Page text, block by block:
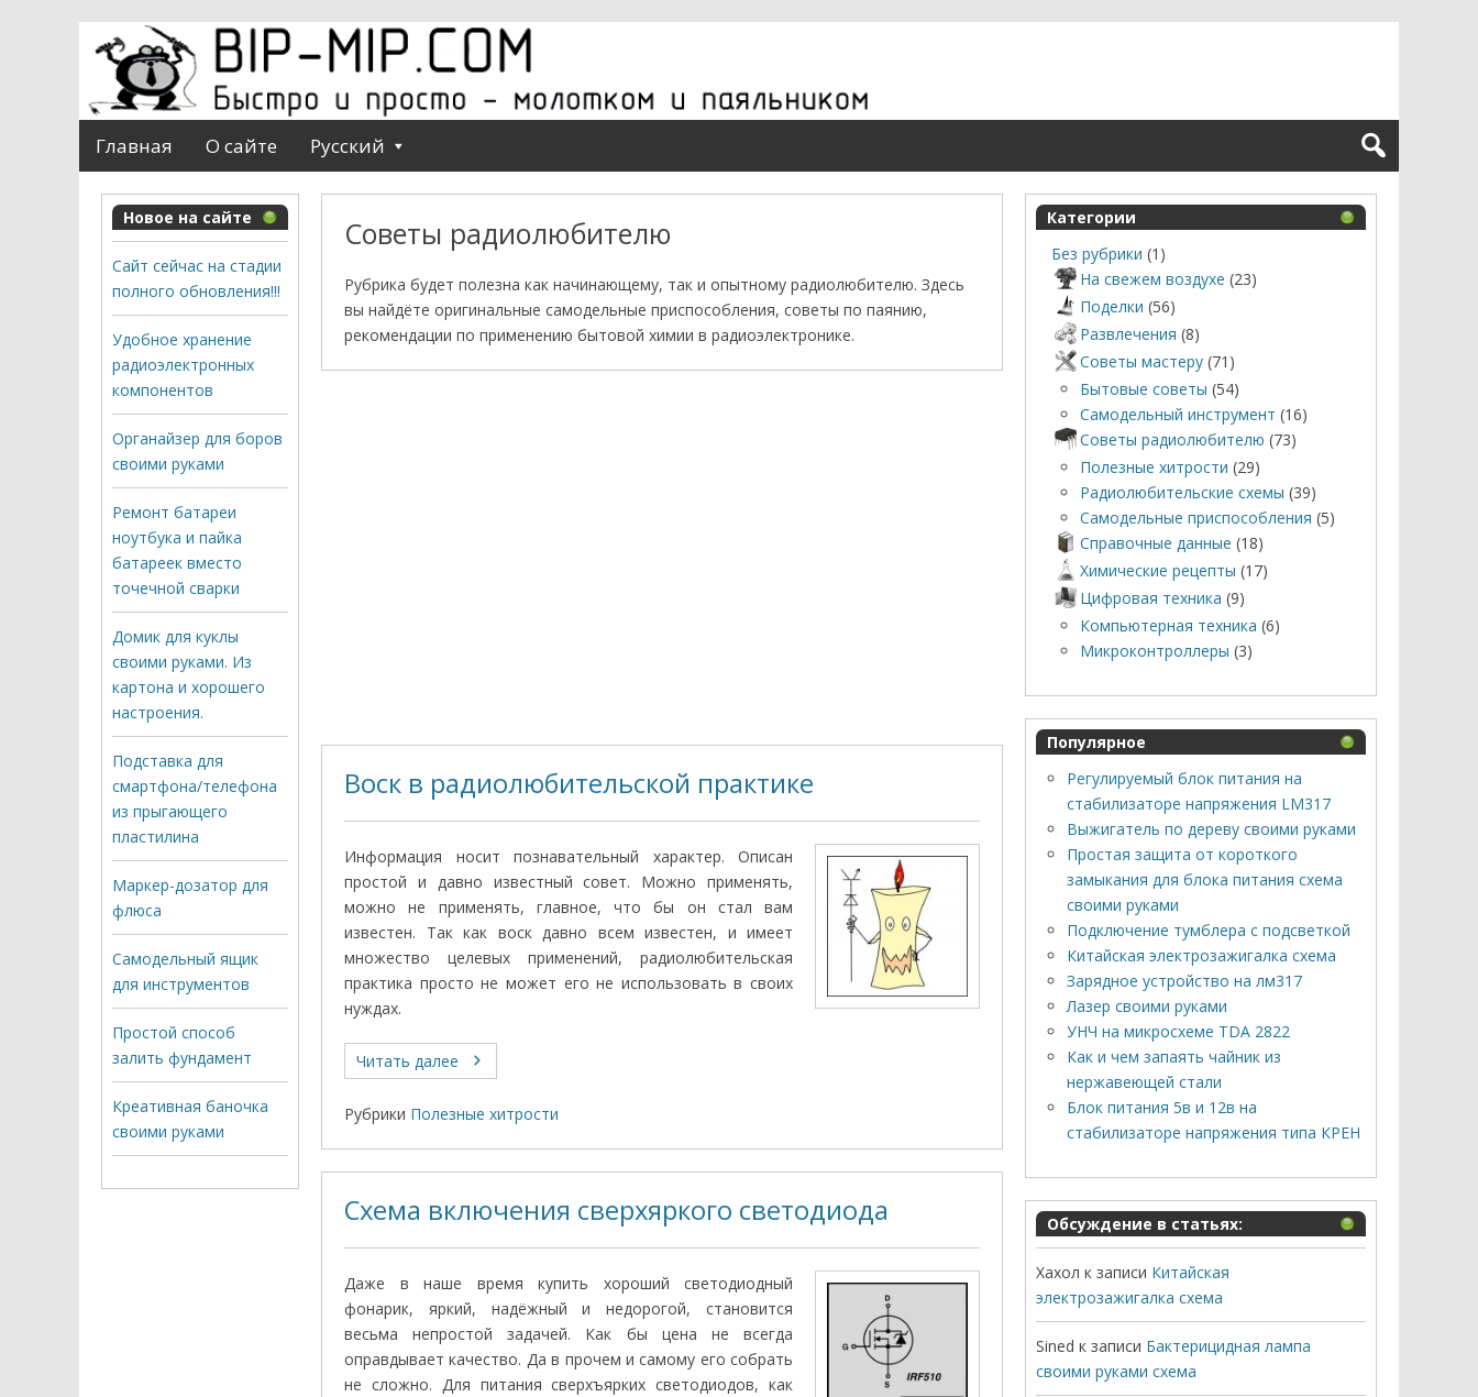
Главная О сайте Русский
Советы радиолюбителю
Рубрика будет полезна как начинающему, так и опытному радиолюбителю. Здесь
вы найдёте оригинальные самодельные приспособления, советы по паянию,
рекомендации по применению бытовой химии в радиоэлектронике.
Воск в радиолюбительской практике
Информация носит познавательный характер. Описан
простой и давно известный совет. Можно применять,
можно не применять, главное, что бы он стал вам
известен. Так как воск давно всем известен, и имеет
множество целевых применений, радиолюбительская
практика просто не может его не использовать в своих
нуждах.
Читать далее
Рубрики Полезные хитрости
Схема включения сверхяркого светодиода
Даже в наше время купить хороший светодиодный
фонарик, яркий, надёжный и недорогой, становится
весьма непростой задачей. Как бы цена не всегда
оправдывает качество. Да в прочем и самому его собрать
не сложно. Для питания сверхъярких светодиодов, как
Категории
Без рубрики (1)
На свежем воздухе (23)
Поделки (56)
Развлечения (8)
Советы мастеру (71)
Бытовые советы (54)
Самодельный инструмент (16)
Советы радиолюбителю (73)
Полезные хитрости (29)
Радиолюбительские схемы (39)
Самодельные приспособления (5)
Справочные данные (18)
Химические рецепты (17)
Цифровая техника (9)
Компьютерная техника (6)
Микроконтроллеры (3)
Популярное
Регулируемый блок питания на
стабилизаторе напряжения LM317
Выжигатель по дереву своими руками
Простая защита от короткого
замыкания для блока питания схема
своими руками
Подключение тумблера с подсветкой
Китайская электрозажигалка схема
Зарядное устройство на лм317
Лазер своими руками
УНЧ на микросхеме TDA 2822
Как и чем запаять чайник из
нержавеющей стали
Блок питания 5в и 12в на
стабилизаторе напряжения типа КРЕН
Обсуждение в статьях:
Хахол к записи Китайская
электрозажигалка схема
Sined к записи Бактерицидная лампа
своими руками схема
Новое на сайте
Сайт сейчас на стадии
полного обновления!!!
Удобное хранение
радиоэлектронных
компонентов
Органайзер для боров
своими руками
Ремонт батареи
ноутбука и пайка
батареек вместо
точечной сварки
Домик для куклы
своими руками. Из
картона и хорошего
настроения.
Подставка для
смартфона/телефона
из прыгающего
пластилина
Маркер-дозатор для
флюса
Самодельный ящик
для инструментов
Простой способ
залить фундамент
Креативная баночка
своими руками